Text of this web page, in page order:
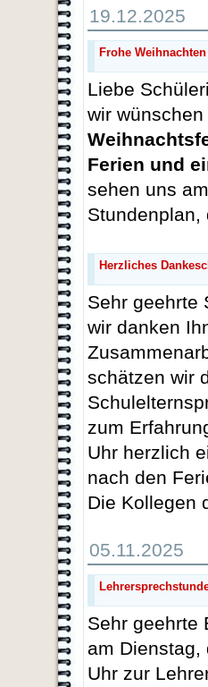
19.12.2025
Frohe
Liebe
wir
Ferien und
sehen uns
Stundenplan,
Herzliches
Sehr geehrte
wir danken
schätzen wir
zum
Uhr herzlich
nach den
Die Kollegen
05.11.2025
Sehr geehrte
am Dienstag,
Uhr zur